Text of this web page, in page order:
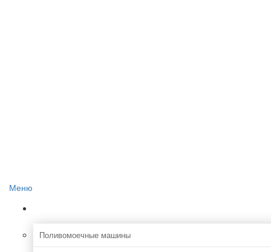
Меню
Поливомоечные машины